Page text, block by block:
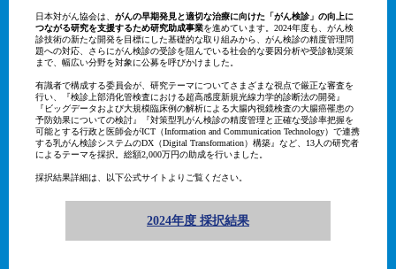
日本対がん協会は、 がんの早期発見と適切な治療に向けた「がん検診」の向上に
つながる研究を支援するため研究助成事業を進めています。2024年度も、がん検
診技術の新たな開発を目標にした基礎的な取り組みから、がん検診の精度管理問
題への対応、さらにがん検診の受診を阻んでいる社会的な要因分析や受診勧奨策
まで、幅広い分野を対象に公募を呼びかけました。​
有識者で構成する委員会が、研究テーマについてさまざまな視点で厳正な審査を
行い、『検診上部消化管検査における超高感度新規光線力学的診断法の開発』
『ビッグデータおよび大規模臨床例の解析による大腸内視鏡検査の大腸癌罹患の
予防効果についての検討』『対策型乳がん検診の精度管理と正確な受診率把握を
可能とする行政と医師会がICT（Information and Communication Technology）で連携
する乳がん検診システムのDX（Digital Transformation）構築』など、13人の研究者
によるテーマを採択。総額2,000万円の助成を行いました。
採択結果詳細は、以下公式サイトよりご覧ください。
2024年度 採択結果